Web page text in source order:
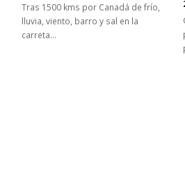
Tras 1500 kms por Canadá de frío,
lluvia, viento, barro y sal en la
carreta…